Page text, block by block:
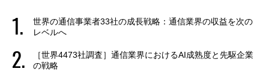
世界の通信事業者33社の成長戦略：通信業界の収益を次の
レベルへ
［世界4473社調査］通信業界におけるAI成熟度と先駆企業
の戦略